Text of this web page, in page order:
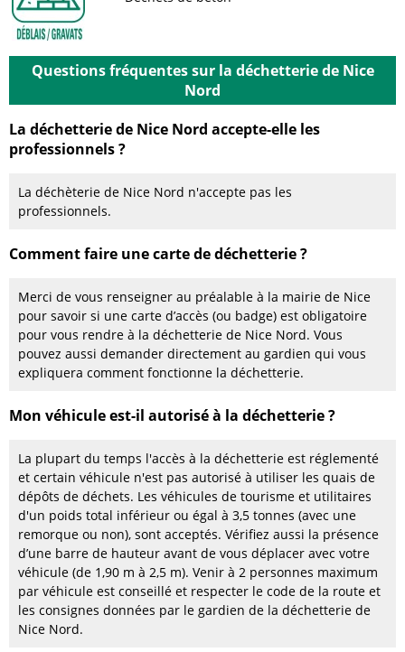
Questions fréquentes sur la déchetterie de Nice
Nord
La déchetterie de Nice Nord accepte-elle les
professionnels ?
La déchèterie de Nice Nord n'accepte pas les
professionnels.
Comment faire une carte de déchetterie ?
Merci de vous renseigner au préalable à la mairie de Nice
pour savoir si une carte d’accès (ou badge) est obligatoire
pour vous rendre à la déchetterie de Nice Nord. Vous
pouvez aussi demander directement au gardien qui vous
expliquera comment fonctionne la déchetterie.
Mon véhicule est-il autorisé à la déchetterie ?
La plupart du temps l'accès à la déchetterie est réglementé
et certain véhicule n'est pas autorisé à utiliser les quais de
dépôts de déchets. Les véhicules de tourisme et utilitaires
d'un poids total inférieur ou égal à 3,5 tonnes (avec une
remorque ou non), sont acceptés. Vérifiez aussi la présence
d’une barre de hauteur avant de vous déplacer avec votre
véhicule (de 1,90 m à 2,5 m). Venir à 2 personnes maximum
par véhicule est conseillé et respecter le code de la route et
les consignes données par le gardien de la déchetterie de
Nice Nord.